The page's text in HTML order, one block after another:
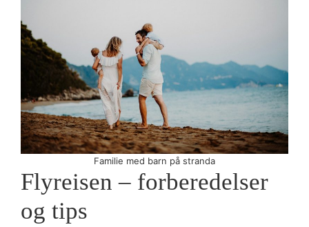
Familie med barn på stranda
Flyreisen – forberedelser
og tips